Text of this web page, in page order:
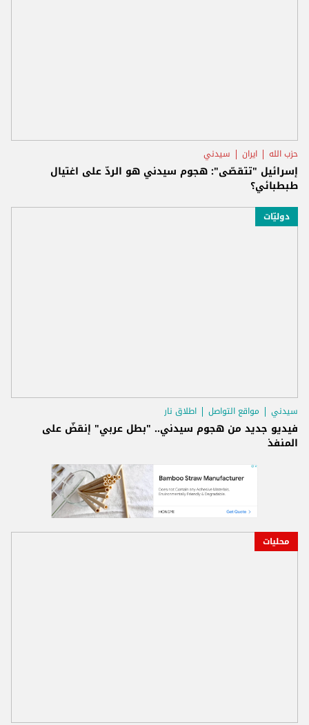
حزب الله ايران سيدني
إسرائيل "تتقصّى": هجوم سيدني هو الردّ على اغتيال
طبطبائي؟
دوليّات
سيدني مواقع التواصل اطلاق نار
فيديو جديد من هجوم سيدني.. "بطل عربي" إنقضّ على
المنفذ
محليات